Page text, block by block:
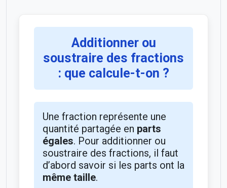
Additionner ou
soustraire des fractions
: que calcule-t-on ?
Une fraction représente une
quantité partagée en parts
égales. Pour additionner ou
soustraire des fractions, il faut
d’abord savoir si les parts ont la
même taille.